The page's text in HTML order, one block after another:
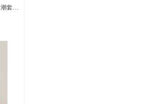
堆堆帽子男冬冷帽女包头巾男潮套头帽ins韩版百搭针织帽薄款发带睡帽月子帽 加绒灰